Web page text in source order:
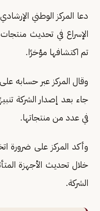
دعا المركز الوطني
تم اكتشافها مؤخرًا.
وقال المركز عبر حسابه
جاء بعد إصدار الشركة
في عدد من منتجاتها.
وأكد المركز على ضرورة
خلال تحديث الأجهزة
الشركة.